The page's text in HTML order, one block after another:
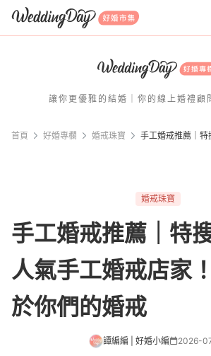
WeddingDay 好婚市
讓你更優雅的結婚｜你的線上婚禮顧
首頁 好婚專欄 婚戒珠寶
婚戒珠寶
手工婚戒推薦｜特
人氣手工婚戒店家
於你們的婚戒
譚編編 | 好婚小編 2026-